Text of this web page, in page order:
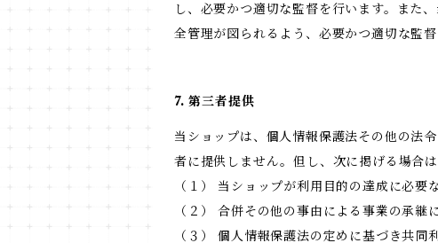
し、必要かつ適切な監督を行います。また
全管理が図られるよう、必要かつ適切な監督
7. 第三者提供
当ショップは、個人情報保護法その他の法
者に提供しません。但し、次に掲げる場合
（１） 当ショップが利用目的の達成に必
（２） 合併その他の事由による事業の承
（３） 個人情報保護法の定めに基づき共同